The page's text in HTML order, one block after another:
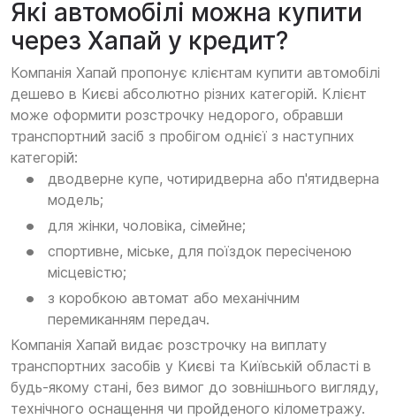
Які автомобілі можна купити
через Хапай у кредит?
Компанія Хапай пропонує клієнтам купити автомобілі
дешево в Києві абсолютно різних категорій. Клієнт
може оформити розстрочку недорого, обравши
транспортний засіб з пробігом однієї з наступних
категорій:
дводверне купе, чотиридверна або п'ятидверна
модель;
для жінки, чоловіка, сімейне;
спортивне, міське, для поїздок пересіченою
місцевістю;
з коробкою автомат або механічним
перемиканням передач.
Компанія Хапай видає розстрочку на виплату
транспортних засобів у Києві та Київській області в
будь-якому стані, без вимог до зовнішнього вигляду,
технічного оснащення чи пройденого кілометражу.